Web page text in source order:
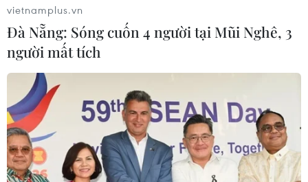
Năm 2022: Thị trường chứng khoán có
vietnamplus.vn
Đà Nẵng: Sóng cuốn 4 người tại Mũi Nghê, 3
người mất tích